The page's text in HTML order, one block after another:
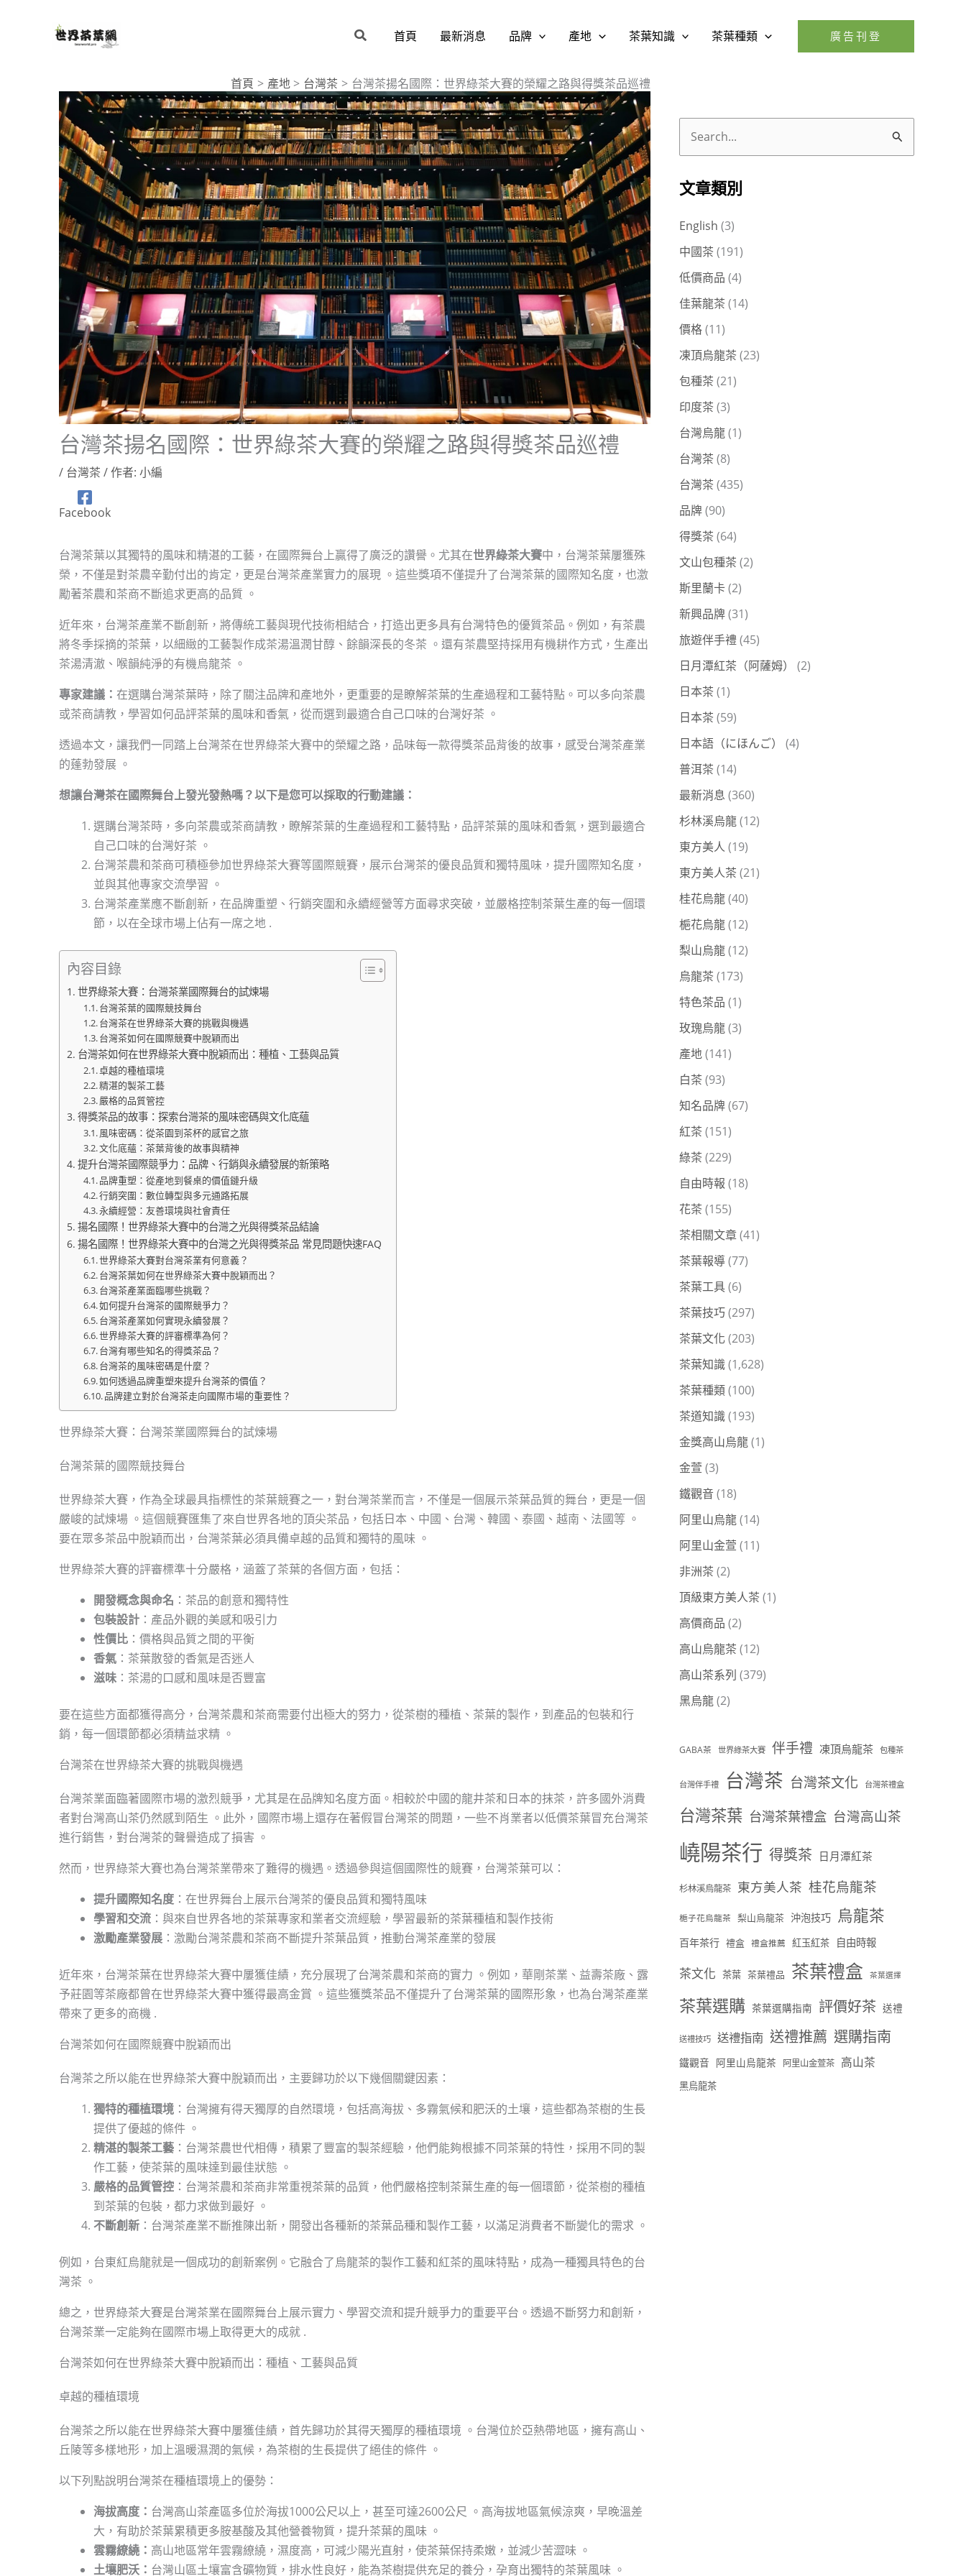
搜
首頁 最新消息 品牌 產地 茶葉知識 茶葉種類 廣告刊登
首頁 產地 台灣茶 台灣茶揚名國際：世界綠茶大賽的榮耀之路與得獎茶品巡禮
台灣茶揚名國際：世界綠茶大賽的榮耀之路與得獎茶品巡禮
/ 台灣茶 / 作者: 小編
Facebook
台灣茶葉以其獨特的風味和精湛的工藝，在國際舞台上贏得了廣泛的讚譽。尤其在世界綠茶大賽中，台灣茶葉屢獲殊
榮，不僅是對茶農辛勤付出的肯定，更是台灣茶產業實力的展現 。這些獎項不僅提升了台灣茶葉的國際知名度，也激
勵著茶農和茶商不斷追求更高的品質 。
近年來，台灣茶產業不斷創新，將傳統工藝與現代技術相結合，打造出更多具有台灣特色的優質茶品。例如，有茶農
將冬季採摘的茶葉，以細緻的工藝製作成茶湯溫潤甘醇、餘韻深長的冬茶 。還有茶農堅持採用有機耕作方式，生產出
茶湯清澈、喉韻純淨的有機烏龍茶 。
專家建議： 在選購台灣茶葉時，除了關注品牌和產地外，更重要的是瞭解茶葉的生產過程和工藝特點。可以多向茶農
或茶商請教，學習如何品評茶葉的風味和香氣，從而選到最適合自己口味的台灣好茶 。
透過本文，讓我們一同踏上台灣茶在世界綠茶大賽中的榮耀之路，品味每一款得獎茶品背後的故事，感受台灣茶產業
的蓬勃發展 。
想讓台灣茶在國際舞台上發光發熱嗎？以下是您可以採取的行動建議：
選購台灣茶時，多向茶農或茶商請教，瞭解茶葉的生產過程和工藝特點，品評茶葉的風味和香氣，選到最適合
自己口味的台灣好茶 。
台灣茶農和茶商可積極參加世界綠茶大賽等國際競賽，展示台灣茶的優良品質和獨特風味，提升國際知名度，
並與其他專家交流學習 。
台灣茶產業應不斷創新，在品牌重塑、行銷突圍和永續經營等方面尋求突破，並嚴格控制茶葉生產的每一個環
節，以在全球市場上佔有一席之地 .
內容目錄
世界綠茶大賽：台灣茶業國際舞台的試煉場
台灣茶葉的國際競技舞台
台灣茶在世界綠茶大賽的挑戰與機遇
台灣茶如何在國際競賽中脫穎而出
台灣茶如何在世界綠茶大賽中脫穎而出：種植、工藝與品質
卓越的種植環境
精湛的製茶工藝
嚴格的品質管控
得獎茶品的故事：探索台灣茶的風味密碼與文化底蘊
風味密碼：從茶園到茶杯的感官之旅
文化底蘊：茶葉背後的故事與精神
提升台灣茶國際競爭力：品牌、行銷與永續發展的新策略
品牌重塑：從產地到餐桌的價值鏈升級
行銷突圍：數位轉型與多元通路拓展
永續經營：友善環境與社會責任
揚名國際！世界綠茶大賽中的台灣之光與得獎茶品結論
揚名國際！世界綠茶大賽中的台灣之光與得獎茶品 常見問題快速FAQ
世界綠茶大賽對台灣茶業有何意義？
台灣茶葉如何在世界綠茶大賽中脫穎而出？
台灣茶產業面臨哪些挑戰？
如何提升台灣茶的國際競爭力？
台灣茶產業如何實現永續發展？
世界綠茶大賽的評審標準為何？
台灣有哪些知名的得獎茶品？
台灣茶的風味密碼是什麼？
如何透過品牌重塑來提升台灣茶的價值？
品牌建立對於台灣茶走向國際市場的重要性？
世界綠茶大賽：台灣茶業國際舞台的試煉場
台灣茶葉的國際競技舞台
世界綠茶大賽，作為全球最具指標性的茶葉競賽之一，對台灣茶業而言，不僅是一個展示茶葉品質的舞台，更是一個
嚴峻的試煉場 。這個競賽匯集了來自世界各地的頂尖茶品，包括日本、中國、台灣、韓國、泰國、越南、法國等 。
要在眾多茶品中脫穎而出，台灣茶葉必須具備卓越的品質和獨特的風味 。
世界綠茶大賽的評審標準十分嚴格，涵蓋了茶葉的各個方面，包括：
開發概念與命名 ：茶品的創意和獨特性
包裝設計 ：產品外觀的美感和吸引力
性價比 ：價格與品質之間的平衡
香氣 ：茶葉散發的香氣是否迷人
滋味 ：茶湯的口感和風味是否豐富
要在這些方面都獲得高分，台灣茶農和茶商需要付出極大的努力，從茶樹的種植、茶葉的製作，到產品的包裝和行
銷，每一個環節都必須精益求精 。
台灣茶在世界綠茶大賽的挑戰與機遇
台灣茶業面臨著國際市場的激烈競爭，尤其是在品牌知名度方面。相較於中國的龍井茶和日本的抹茶，許多國外消費
者對台灣高山茶仍然感到陌生 。此外，國際市場上還存在著假冒台灣茶的問題，一些不肖業者以低價茶葉冒充台灣茶
進行銷售，對台灣茶的聲譽造成了損害 。
然而，世界綠茶大賽也為台灣茶業帶來了難得的機遇。透過參與這個國際性的競賽，台灣茶葉可以：
提升國際知名度 ：在世界舞台上展示台灣茶的優良品質和獨特風味
學習和交流 ：與來自世界各地的茶葉專家和業者交流經驗，學習最新的茶葉種植和製作技術
激勵產業發展 ：激勵台灣茶農和茶商不斷提升茶葉品質，推動台灣茶產業的發展
近年來，台灣茶葉在世界綠茶大賽中屢獲佳績，充分展現了台灣茶農和茶商的實力 。例如，華剛茶業、益壽茶廠、露
予莊園等茶廠都曾在世界綠茶大賽中獲得最高金賞 。這些獲獎茶品不僅提升了台灣茶葉的國際形象，也為台灣茶產業
帶來了更多的商機 .
台灣茶如何在國際競賽中脫穎而出
台灣茶之所以能在世界綠茶大賽中脫穎而出，主要歸功於以下幾個關鍵因素：
獨特的種植環境 ：台灣擁有得天獨厚的自然環境，包括高海拔、多霧氣候和肥沃的土壤，這些都為茶樹的生長
提供了優越的條件 。
精湛的製茶工藝 ：台灣茶農世代相傳，積累了豐富的製茶經驗，他們能夠根據不同茶葉的特性，採用不同的製
作工藝，使茶葉的風味達到最佳狀態 。
嚴格的品質管控 ：台灣茶農和茶商非常重視茶葉的品質，他們嚴格控制茶葉生產的每一個環節，從茶樹的種植
到茶葉的包裝，都力求做到最好 。
不斷創新 ：台灣茶產業不斷推陳出新，開發出各種新的茶葉品種和製作工藝，以滿足消費者不斷變化的需求 。
例如，台東紅烏龍就是一個成功的創新案例。它融合了烏龍茶的製作工藝和紅茶的風味特點，成為一種獨具特色的台
灣茶 。
總之，世界綠茶大賽是台灣茶業在國際舞台上展示實力、學習交流和提升競爭力的重要平台。透過不斷努力和創新，
台灣茶業一定能夠在國際市場上取得更大的成就 .
台灣茶如何在世界綠茶大賽中脫穎而出：種植、工藝與品質
卓越的種植環境
台灣茶之所以能在世界綠茶大賽中屢獲佳績，首先歸功於其得天獨厚的種植環境 。台灣位於亞熱帶地區，擁有高山、
丘陵等多樣地形，加上溫暖濕潤的氣候，為茶樹的生長提供了絕佳的條件 。
以下列點說明台灣茶在種植環境上的優勢：
海拔高度： 台灣高山茶產區多位於海拔1000公尺以上，甚至可達2600公尺 。高海拔地區氣候涼爽，早晚溫差
大，有助於茶葉累積更多胺基酸及其他營養物質，提升茶葉的風味 。
雲霧繚繞： 高山地區常年雲霧繚繞，濕度高，可減少陽光直射，使茶葉保持柔嫩，並減少苦澀味 。
土壤肥沃： 台灣山區土壤富含礦物質，排水性良好，能為茶樹提供充足的養分，孕育出獨特的茶葉風味 。
關
字
:
文章類別
English (3)
中國茶 (191)
低價商品 (4)
佳葉龍茶 (14)
價格(11)
凍頂烏龍茶 (23)
包種茶 (21)
印度茶 (3)
台灣烏龍(1)
台灣茶 (8)
台灣茶 (435)
品牌(90)
得獎茶 (64)
文山包種茶 (2)
斯里蘭卡(2)
新興品牌(31)
旅遊伴手禮(45)
日月潭紅茶（阿薩姆）
(2)
日本茶 (1)
日本茶 (59)
日本語（にほんご）
(4)
普洱茶 (14)
最新消息 (360)
杉林溪烏龍(12)
東方美人 (19)
東方美人茶 (21)
桂花烏龍(40)
梔花烏龍(12)
梨山烏龍(12)
烏龍茶 (173)
特色茶品 (1)
玫瑰烏龍(3)
產地(141)
白茶 (93)
知名品牌(67)
紅茶 (151)
綠茶 (229)
自由時報 (18)
花茶 (155)
茶相關文章(41)
茶葉報導(77)
茶葉工具(6)
茶葉技巧(297)
茶葉文化 (203)
茶葉知識(1,628)
茶葉種類(100)
茶道知識(193)
金獎高山烏龍(1)
金萱 (3)
鐵觀音 (18)
阿里山烏龍(14)
阿里山金萱 (11)
非洲茶 (2)
頂級東方美人茶 (1)
高價商品 (2)
高山烏龍茶 (12)
高山茶系列 (379)
黑烏龍(2)
GABA茶 世界綠茶大賽 伴手禮 凍頂烏龍茶 包種茶
台灣伴手禮 台灣茶 台灣茶文化 台灣茶禮盒
台灣茶葉 台灣茶葉禮盒 台灣高山茶
嶢陽茶行 得獎茶 日月潭紅茶
杉林溪烏龍茶 東方美人茶 桂花烏龍茶
梔子花烏龍茶 梨山烏龍茶 沖泡技巧 烏龍茶
百年茶行 禮盒 禮盒推薦 紅玉紅茶 自由時報
茶文化 茶葉 茶葉禮品 茶葉禮盒 茶葉選擇
茶葉選購 茶葉選購指南 評價好茶 送禮
送禮技巧 送禮指南 送禮推薦 選購指南
鐵觀音 阿里山烏龍茶 阿里山金萱茶 高山茶
黑烏龍茶